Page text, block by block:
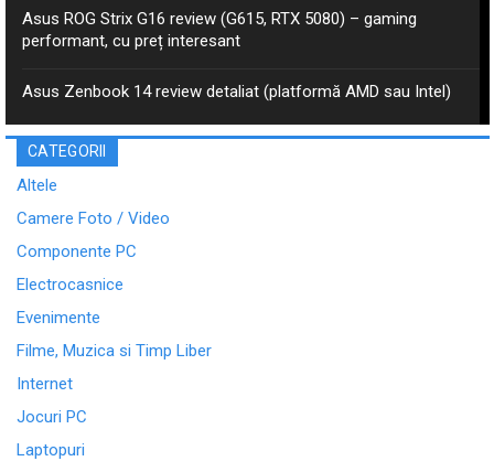
Asus ROG Strix G16 review (G615, RTX 5080) – gaming
performant, cu preț interesant
Asus Zenbook 14 review detaliat (platformă AMD sau Intel)
CATEGORII
Altele
Camere Foto / Video
Componente PC
Electrocasnice
Evenimente
Filme, Muzica si Timp Liber
Internet
Jocuri PC
Laptopuri